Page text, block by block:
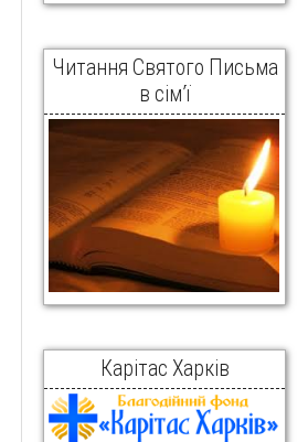
Читання Святого Письма
в сім’ї
Карітас Харків